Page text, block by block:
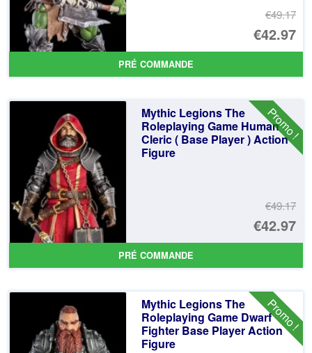
€49.17
Le
€42.97
Le
PRÉ COMMANDE
Promo !
Mythic Legions The
Roleplaying Game Human
Cleric ( Base Player ) Action
Figure
€49.17
Le
€42.97
Le
PRÉ COMMANDE
Promo !
Mythic Legions The
Roleplaying Game Dwarf
Fighter Base Player Action
Figure